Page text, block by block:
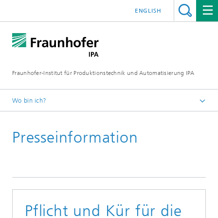
Fraunhofer-Institut für Produktionstechnik und Automatisierung IPA
ENGLISH
Wo bin ich?
Presse/Medien
Presseinformation
Pflicht und Kür für die